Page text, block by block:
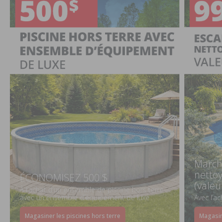
ÉCONOMISEZ 500 $
À l’achat d’un ensemble de piscine hors terre
avec un ensemble d’équipement de luxe
Magasiner les piscines hors terre
Avec